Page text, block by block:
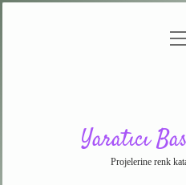
Yaratıcı
Projelerine renk